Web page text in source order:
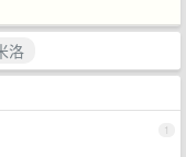
洛
1